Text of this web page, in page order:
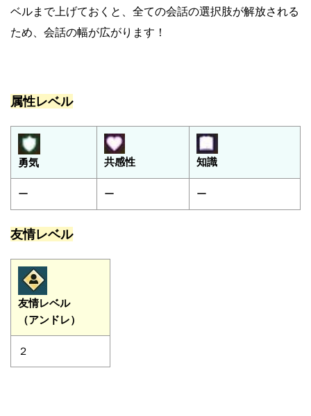
ベルまで上げておくと、全ての会話の選択肢が解放される
ため、会話の幅が広がります！
属性レベル
勇気 共感性 知識
ー ー ー
友情レベル
友情レベル
（アンドレ）
２